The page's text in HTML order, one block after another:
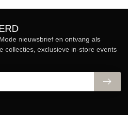
nieuwsbrief en ontvang als
collecties, exclusieve in-store events